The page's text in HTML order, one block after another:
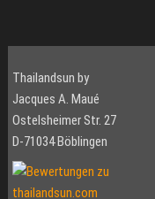
Thailandsun by
Jacques A. Maué
Ostelsheimer Str. 27
D-71034 Böblingen